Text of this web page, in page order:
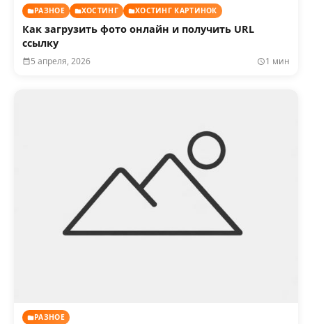
РАЗНОЕ ХОСТИНГ ХОСТИНГ КАРТИНОК
Как загрузить фото онлайн и получить URL
ссылку
5 апреля, 2026 1 мин
РАЗНОЕ